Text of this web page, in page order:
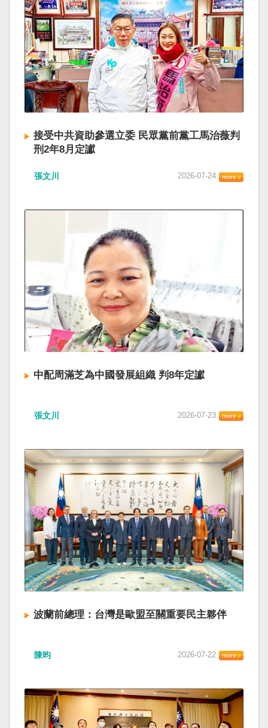
接受中共資助參選立委 民眾黨前黨工馬治薇判
刑2年8月定讞
張文川 2026-07-24
中配周滿芝為中國發展組織 判8年定讞
張文川 2026-07-23
波蘭前總理：台灣是歐盟至關重要民主夥伴
陳昀 2026-07-22